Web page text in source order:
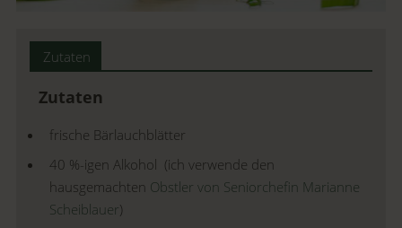
Zutaten
Zutaten
frische Bärlauchblätter
40 %-igen Alkohol (ich verwende den
hausgemachten Obstler von Seniorchefin Marianne
Scheiblauer)